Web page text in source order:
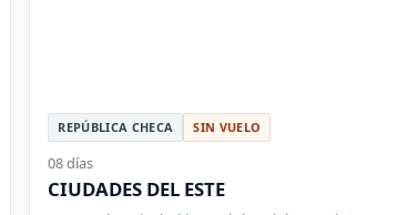
REPÚBLICA CHECA SIN VUELO
08 días
CIUDADES DEL ESTE